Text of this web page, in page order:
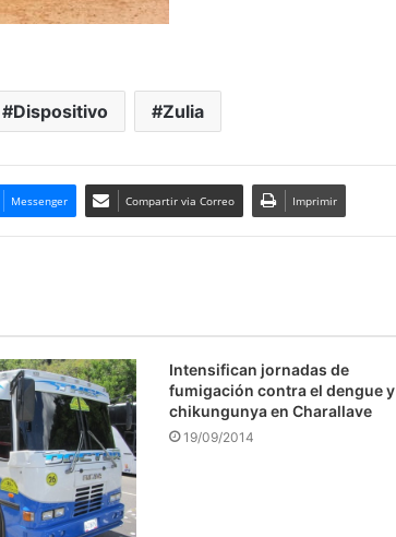
Dispositivo Zulia
Messenger Compartir via Correo Imprimir
Intensifican jornadas de
fumigación contra el dengue y
chikungunya en Charallave
19/09/2014